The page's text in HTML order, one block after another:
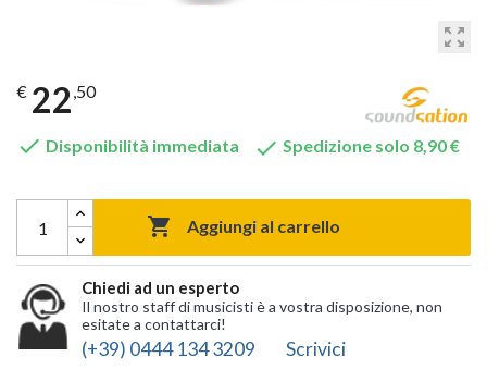
zoom_out_map
€ 22,50
 Disponibilità immediata  Spedizione solo 8,90 €
 Aggiungi al carrello
Chiedi ad un esperto
Il nostro staff di musicisti è a vostra disposizione, non
esitate a contattarci!
(+39) 0444 134 3209 Scrivici